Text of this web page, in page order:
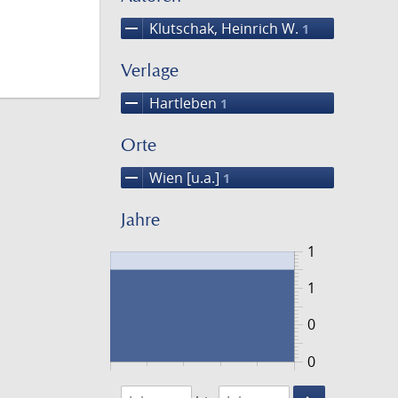
remove Klutschak, Heinrich W. 1
Verlage
remove Hartleben 1
Orte
remove Wien [u.a.] 1
Jahre
0
1
0
1
1881
1882